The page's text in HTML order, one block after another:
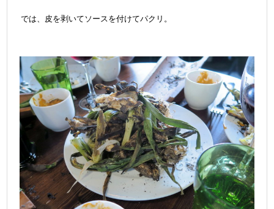
では、皮を剥いてソースを付けてパクリ。